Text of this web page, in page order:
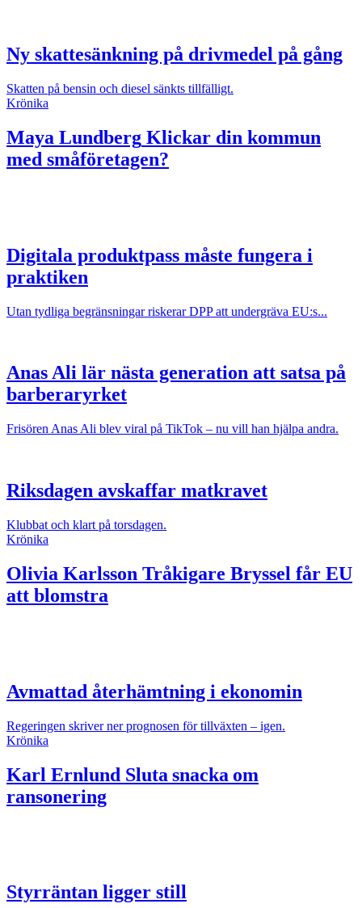
Ny skattesänkning på drivmedel på gång
Skatten på bensin och diesel sänkts tillfälligt.
Krönika
Maya Lundberg Klickar din kommun
med småföretagen?
Digitala produktpass måste fungera i
praktiken
Utan tydliga begränsningar riskerar DPP att undergräva EU:s...
Anas Ali lär nästa generation att satsa på
barberaryrket
Frisören Anas Ali blev viral på TikTok – nu vill han hjälpa andra.
Riksdagen avskaffar matkravet
Klubbat och klart på torsdagen.
Krönika
Olivia Karlsson Tråkigare Bryssel får EU
att blomstra
Avmattad återhämtning i ekonomin
Regeringen skriver ner prognosen för tillväxten – igen.
Krönika
Karl Ernlund Sluta snacka om
ransonering
Styrräntan ligger still